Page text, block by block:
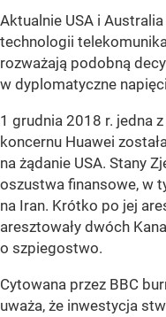
Aktualnie USA i
technologii
rozważają podobną
w dyplomatyczne
1 grudnia 2018 r. jedna
koncernu Huawei
na żądanie USA. Stany
oszustwa finansowe, w
na Iran. Krótko po jej
aresztowały dwóch
o szpiegostwo.
Cytowana przez BBC
uważa, że inwestycja